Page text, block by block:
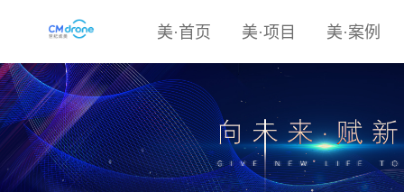
美·首页 美·项目 美·案例